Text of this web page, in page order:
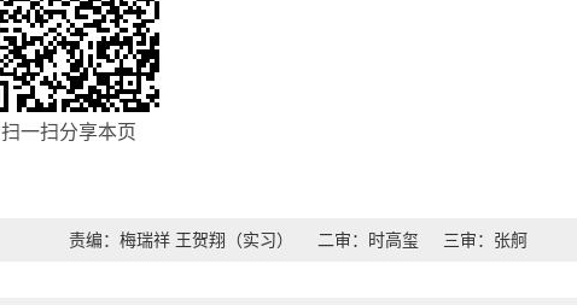
扫一扫分享本页
责编：梅瑞祥 王贺翔（实习） 二审：时高玺 三审：张舸